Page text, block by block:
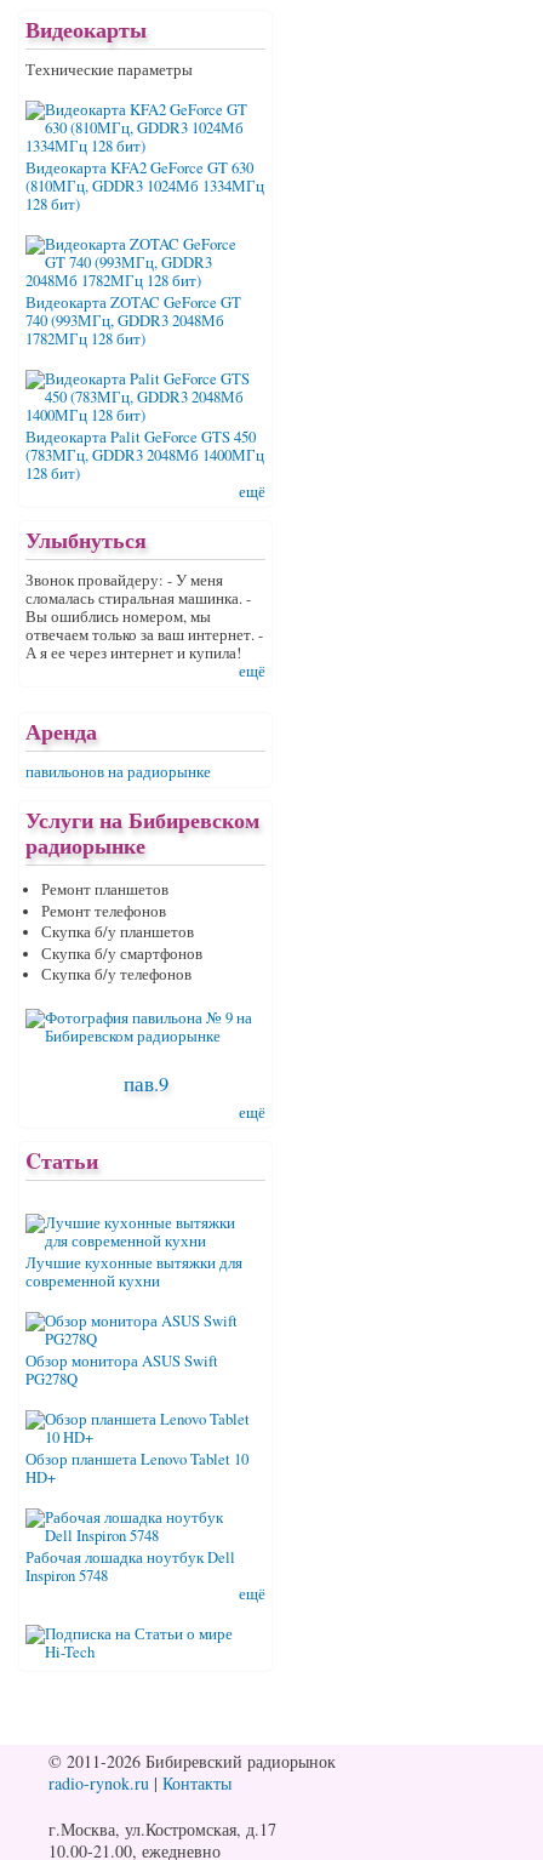
Видеокарты
Технические параметры
Видеокарта KFA2 GeForce GT 630
(810МГц, GDDR3 1024Мб 1334МГц
128 бит)
Видеокарта ZOTAC GeForce GT
740 (993МГц, GDDR3 2048Мб
1782МГц 128 бит)
Видеокарта Palit GeForce GTS 450
(783МГц, GDDR3 2048Мб 1400МГц
128 бит)
ещё
Улыбнуться
Звонок провайдеру: - У меня
сломалась стиральная машинка. -
Вы ошиблись номером, мы
отвечаем только за ваш интернет. -
А я ее через интернет и купила!
ещё
Аренда
павильонов на радиорынке
Услуги на Бибиревском
радиорынке
Ремонт планшетов
Ремонт телефонов
Скупка б/у планшетов
Скупка б/у смартфонов
Скупка б/у телефонов
пав.9
ещё
Cтатьи
Лучшие кухонные вытяжки для
современной кухни
Обзор монитора ASUS Swift
PG278Q
Обзор планшета Lenovo Tablet 10
HD+
Рабочая лошадка ноутбук Dell
Inspiron 5748
ещё
© 2011-2026 Бибиревский радиорынок
radio-rynok.ru | Контакты
г.Москва, ул.Костромская, д.17
10.00-21.00, ежедневно